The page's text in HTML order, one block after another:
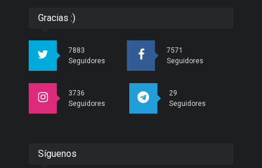
Gracias :)
7883
Seguidores
7571
Seguidores
3736
Seguidores
29
Seguidores
Síguenos